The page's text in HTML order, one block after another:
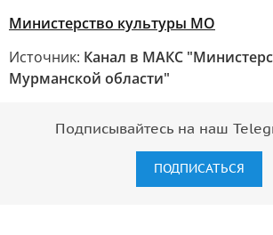
Министерство культуры МО
Источник: Канал в МАКС
Мурманской области"
Подписывайтесь на наш
ПОДПИСАТЬСЯ